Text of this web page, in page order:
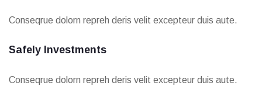
Conseqrue dolorn repreh deris velit excepteur duis aute.
Safely Investments
Conseqrue dolorn repreh deris velit excepteur duis aute.